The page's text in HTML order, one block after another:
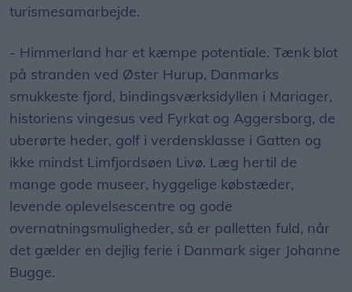
turismesamarbejde.
- Himmerland har et kæmpe potentiale. Tænk blot
på stranden ved Øster Hurup, Danmarks
smukkeste fjord, bindingsværksidyllen i Mariager,
historiens vingesus ved Fyrkat og Aggersborg, de
uberørte heder, golf i verdensklasse i Gatten og
ikke mindst Limfjordsøen Livø. Læg hertil de
mange gode museer, hyggelige købstæder,
levende oplevelsescentre og gode
overnatningsmuligheder, så er palletten fuld, når
det gælder en dejlig ferie i Danmark siger Johanne
Bugge.